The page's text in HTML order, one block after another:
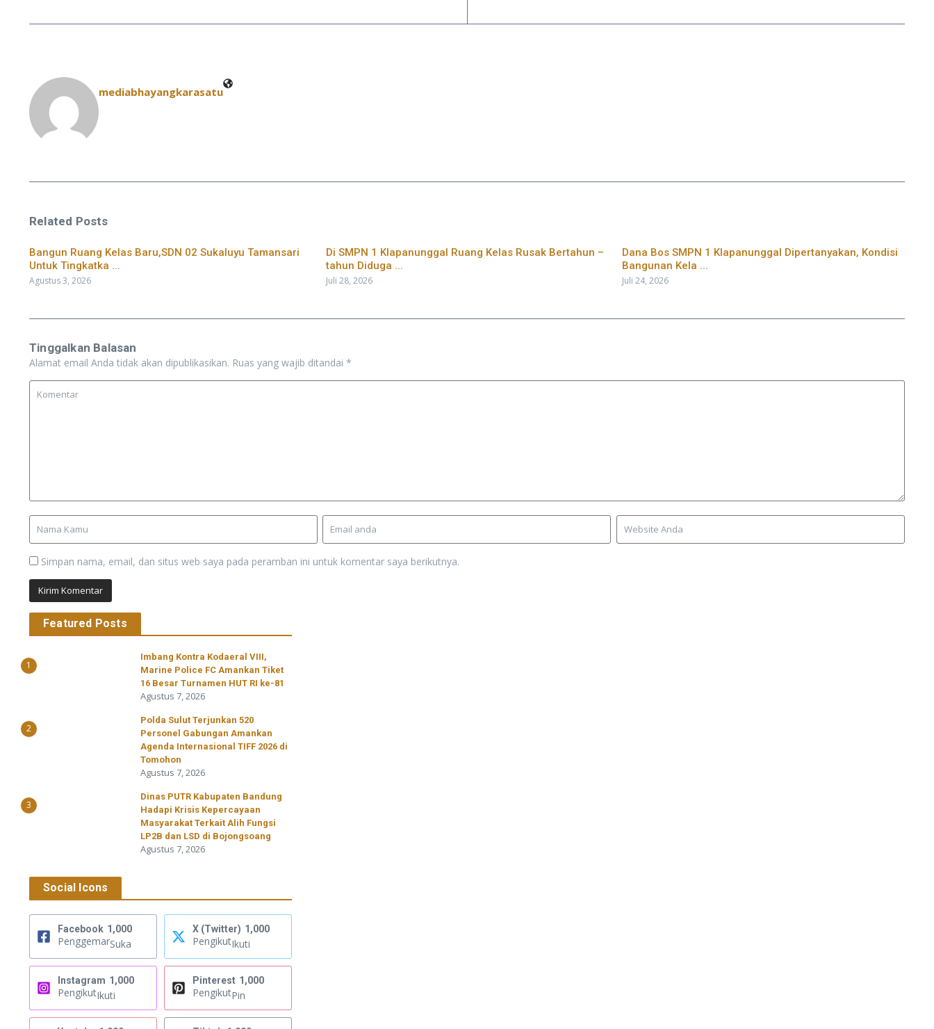
mediabhayangkarasatu
Related Posts
Bangun Ruang Kelas Baru,SDN 02 Sukaluyu Tamansari
Untuk Tingkatka ...
Agustus 3, 2026
Di SMPN 1 Klapanunggal Ruang Kelas Rusak Bertahun –
tahun Diduga ...
Juli 28, 2026
Dana Bos SMPN 1 Klapanunggal Dipertanyakan, Kondisi
Bangunan Kela ...
Juli 24, 2026
Tinggalkan Balasan
Alamat email Anda tidak akan dipublikasikan. Ruas yang wajib ditandai *
Simpan nama, email, dan situs web saya pada peramban ini untuk komentar saya berikutnya.
Featured Posts
1
Imbang Kontra Kodaeral VIII,
Marine Police FC Amankan Tiket
16 Besar Turnamen HUT RI ke-81
Agustus 7, 2026
2
​Polda Sulut Terjunkan 520
Personel Gabungan Amankan
Agenda Internasional TIFF 2026 di
Tomohon
Agustus 7, 2026
3
Dinas PUTR Kabupaten Bandung
Hadapi Krisis Kepercayaan
Masyarakat Terkait Alih Fungsi
LP2B dan LSD di Bojongsoang
Agustus 7, 2026
Social Icons
Facebook 1,000
PenggemarSuka
X (Twitter) 1,000
PengikutIkuti
Instagram 1,000
PengikutIkuti
Pinterest 1,000
PengikutPin